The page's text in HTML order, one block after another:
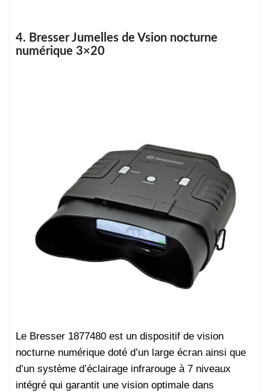
4. Bresser Jumelles de Vsion nocturne
numérique 3×20
Le Bresser 1877480 est un dispositif de vision
nocturne numérique doté d’un large écran ainsi que
d’un système d’éclairage infrarouge à 7 niveaux
intégré qui garantit une vision optimale dans